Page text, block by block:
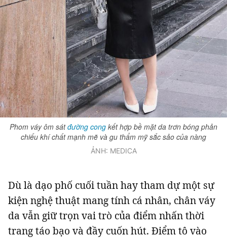
Phom váy ôm sátđường cong kết hợp bề mặt da trơn bóng phản
chiếu khí chất mạnh mẽ và gu thẩm mỹ sắc sảo của nàng
ẢNH: MEDICA
Dù là dạo phố cuối tuần hay tham dự một sự
kiện nghệ thuật mang tính cá nhân, chân váy
da vẫn giữ trọn vai trò của điểm nhấn thời
trang táo bạo và đầy cuốn hút. Điểm tô vào